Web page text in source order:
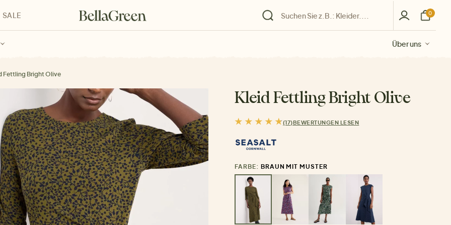
Über uns
Über uns
Über uns
für Kinder Über uns
SALE
Über uns
0
Fettling Bright Olive
Kleid Fettling Bright Olive
(17)BEWERTUNGEN LESEN
FARBE: BRAUN MIT MUSTER